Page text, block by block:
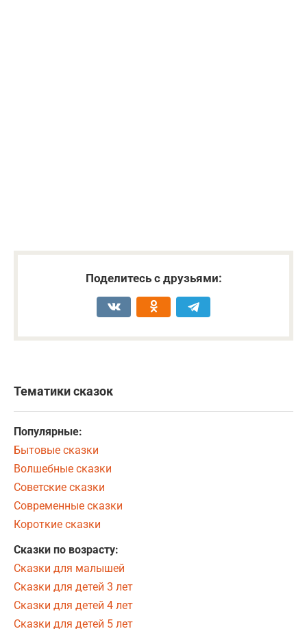
Поделитесь с друзьями:
Тематики сказок
Популярные:
Бытовые сказки
Волшебные сказки
Советские сказки
Современные сказки
Короткие сказки
Сказки по возрасту:
Сказки для малышей
Сказки для детей 3 лет
Сказки для детей 4 лет
Сказки для детей 5 лет